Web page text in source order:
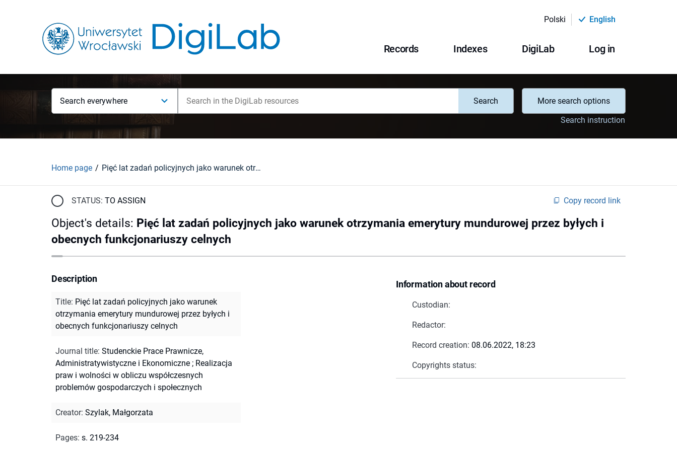
Polski English
Records Indexes DigiLab Log in
Search everywhere Search
More search options
Search instruction
Home page Pięć lat zadań policyjnych jako warunek otrzymania emerytury mundurowej przez byłych i obecnych funkcjonariuszy celnych
STATUS: TO ASSIGN Copy record link
Object's details: Pięć lat zadań policyjnych jako warunek otrzymania emerytury mundurowej przez byłych i
obecnych funkcjonariuszy celnych
Information about record
Custodian:
Redactor:
Record creation: 08.06.2022, 18:23
Copyrights status:
Description
Title: Pięć lat zadań policyjnych jako warunek
otrzymania emerytury mundurowej przez byłych i
obecnych funkcjonariuszy celnych
Journal title: Studenckie Prace Prawnicze,
Administratywistyczne i Ekonomiczne ; Realizacja
praw i wolności w obliczu współczesnych
problemów gospodarczych i społecznych
Creator: Szylak, Małgorzata
Pages: s. 219-234